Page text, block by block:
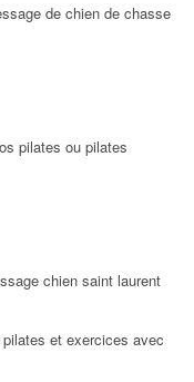
de chien de chasse
pilates ou pilates
chien saint laurent
et exercices avec